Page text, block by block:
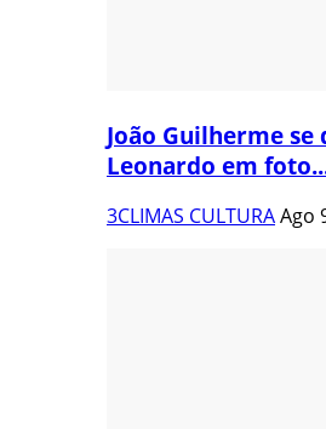
João Guilherme se
Leonardo em
3CLIMAS CULTURAAgo